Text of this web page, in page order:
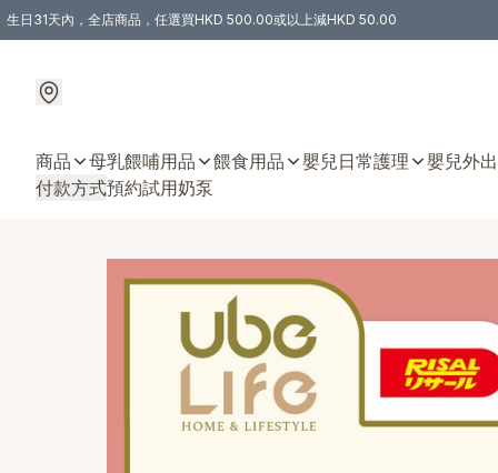
生日31天內，全店商品，任選買HKD 500.00或以上減HKD 50.00
商品 母乳餵哺用品 餵食用品 嬰兒日常護理
嬰兒外
付款方式預約試用奶泵